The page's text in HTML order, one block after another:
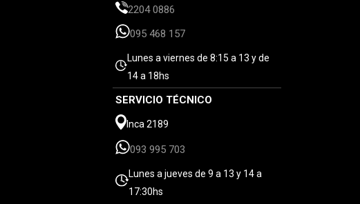
2204 0886
095 468 157
Lunes a viernes de 8:15 a 13 y de
14 a 18hs
SERVICIO TÉCNICO
Inca 2189
093 995 703
Lunes a jueves de 9 a 13 y 14 a
17:30hs